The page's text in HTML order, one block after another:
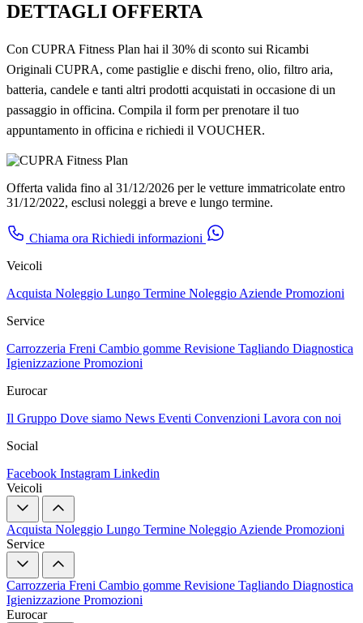
DETTAGLI OFFERTA
Con CUPRA Fitness Plan hai il 30% di sconto sui Ricambi
Originali CUPRA, come pastiglie e dischi freno, olio, filtro aria,
batteria, candele e tanti altri prodotti acquistati in occasione di un
passaggio in officina. Compila il form per prenotare il tuo
appuntamento in officina e richiedi il VOUCHER.
Offerta valida fino al 31/12/2026 per le vetture immatricolate entro
31/12/2022, esclusi noleggi a breve e lungo termine.
Chiama ora Richiedi informazioni
Veicoli
Acquista Noleggio Lungo Termine Noleggio Aziende Promozioni
Service
Carrozzeria Freni Cambio gomme Revisione Tagliando Diagnostica
Igienizzazione Promozioni
Eurocar
Il Gruppo Dove siamo News Eventi Convenzioni Lavora con noi
Social
Facebook Instagram Linkedin
Veicoli
Acquista Noleggio Lungo Termine Noleggio Aziende Promozioni
Service
Carrozzeria Freni Cambio gomme Revisione Tagliando Diagnostica
Igienizzazione Promozioni
Eurocar